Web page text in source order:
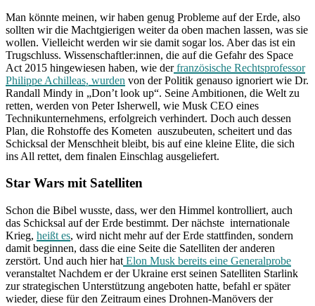
Man könnte meinen, wir haben genug Probleme auf der Erde, also
sollten wir die Machtgierigen weiter da oben machen lassen, was sie
wollen. Vielleicht werden wir sie damit sogar los. Aber das ist ein
Trugschluss. Wissenschaftler:innen, die auf die Gefahr des Space
Act 2015 hingewiesen haben, wie derfranzösische Rechtsprofessor
Philippe Achilleas, wurden von der Politik genauso ignoriert wie Dr.
Randall Mindy in „Don’t look up“. Seine Ambitionen, die Welt zu
retten, werden von Peter Isherwell, wie Musk CEO eines
Technikunternehmens, erfolgreich verhindert. Doch auch dessen
Plan, die Rohstoffe des Kometen auszubeuten, scheitert und das
Schicksal der Menschheit bleibt, bis auf eine kleine Elite, die sich
ins All rettet, dem finalen Einschlag ausgeliefert.
Star Wars mit Satelliten
Schon die Bibel wusste, dass, wer den Himmel kontrolliert, auch
das Schicksal auf der Erde bestimmt. Der nächste internationale
Krieg, heißt es, wird nicht mehr auf der Erde stattfinden, sondern
damit beginnen, dass die eine Seite die Satelliten der anderen
zerstört. Und auch hier hat Elon Musk bereits eine Generalprobe
veranstaltet Nachdem er der Ukraine erst seinen Satelliten Starlink
zur strategischen Unterstützung angeboten hatte, befahl er später
wieder, diese für den Zeitraum eines Drohnen-Manövers der